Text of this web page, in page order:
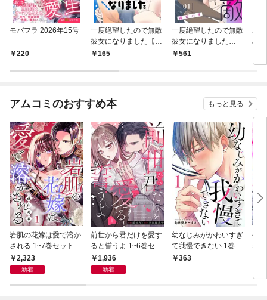
モバフラ 2026年15号
220
一度絶望したので無敵
彼女になりました【マ
イクロ】（１）
165
一度絶望したので無敵
彼女になりました
（１）
561
あ
め
アムコミのおすすめ本 もっと見る
岩肌の花嫁は愛で溶か
される 1~7巻セット
2,323
新着
前世から君だけを愛す
ると誓うよ 1~6巻セッ
ト1,936
新着
幼なじみがかわいすぎ
て我慢できない 1巻
363
今
れ